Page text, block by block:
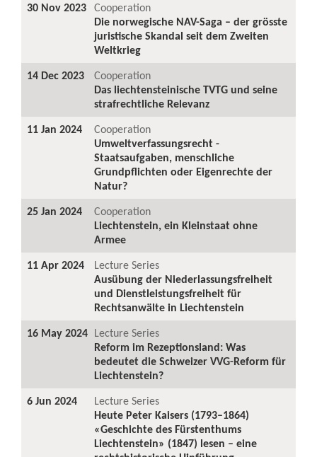
30 Nov 2023 Cooperation
Die norwegische NAV-Saga – der grösste
juristische Skandal seit dem Zweiten
Weltkrieg
14 Dec 2023
Cooperation
Das liechtensteinische TVTG und seine
strafrechtliche Relevanz
11 Jan 2024
Cooperation
Umweltverfassungsrecht -
Staatsaufgaben, menschliche
Grundpflichten oder Eigenrechte der
Natur?
25 Jan 2024
Cooperation
Liechtenstein, ein Kleinstaat ohne
Armee
11 Apr 2024
Lecture Series
Ausübung der Niederlassungsfreiheit
und Dienstleistungsfreiheit für
Rechtsanwälte in Liechtenstein
16 May 2024 Lecture Series
Reform im Rezeptionsland: Was
bedeutet die Schweizer VVG-Reform für
Liechtenstein?
6 Jun 2024
Lecture Series
Heute Peter Kaisers (1793–1864)
«Geschichte des Fürstenthums
Liechtenstein» (1847) lesen – eine